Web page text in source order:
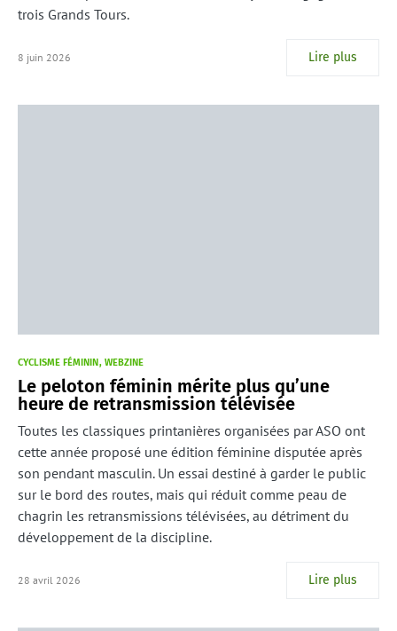
trois Grands Tours.
8 juin 2026 Lire plus
CYCLISME FÉMININ WEBZINE
Le peloton féminin mérite plus qu’une
heure de retransmission télévisée
Toutes les classiques printanières organisées par ASO ont
cette année proposé une édition féminine disputée après
son pendant masculin. Un essai destiné à garder le public
sur le bord des routes, mais qui réduit comme peau de
chagrin les retransmissions télévisées, au détriment du
développement de la discipline.
28 avril 2026 Lire plus